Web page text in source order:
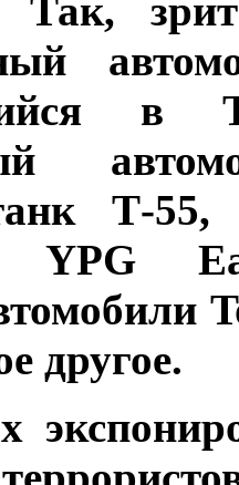
Так,
Т-
YPG
другое.